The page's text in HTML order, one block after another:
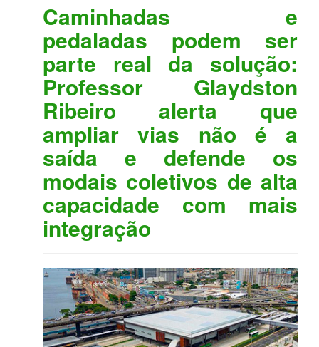
Caminhadas e
pedaladas podem ser
parte real da solução:
Professor Glaydston
Ribeiro alerta que
ampliar vias não é a
saída e defende os
modais coletivos de alta
capacidade com mais
integração